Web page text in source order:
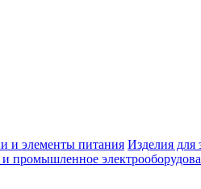
и элементы питания Изделия для
и промышленное